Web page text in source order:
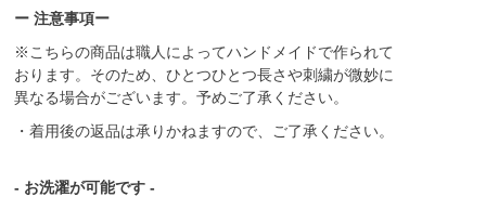
ー 注意事項ー
※こちらの商品は職人によってハンドメイドで作られて
おります。そのため、ひとつひとつ長さや刺繍が微妙に
異なる場合がございます。予めご了承ください。
・着用後の返品は承りかねますので、ご了承ください。
- お洗濯が可能です -